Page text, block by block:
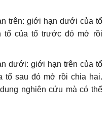
trên: giới hạn dưới của tổ
tổ của tổ trước đó mở rồi
dưới: giới hạn trên của tổ
tổ sau đó mở rồi chia hai.
nghiên cứu mà có thể